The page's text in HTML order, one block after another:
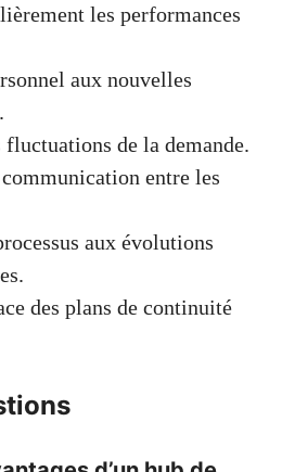
les performances
aux nouvelles
de la demande.
entre les
aux évolutions
des plans de continuité